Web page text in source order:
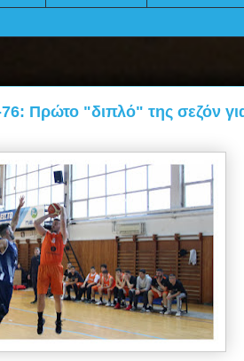
Πρώτο "διπλό" της σεζόν